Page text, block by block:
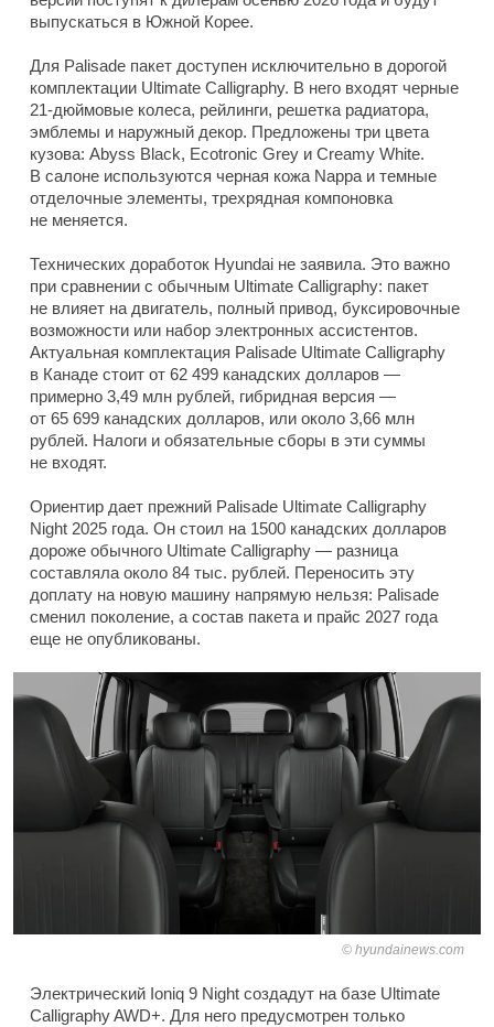
выпускаться в Южной Корее.
Для Palisade пакет доступен исключительно в дорогой
комплектации Ultimate Calligraphy. В него входят черные
21-дюймовые колеса, рейлинги, решетка радиатора,
эмблемы и наружный декор. Предложены три цвета
кузова: Abyss Black, Ecotronic Grey и Creamy White.
В салоне используются черная кожа Nappa и темные
отделочные элементы, трехрядная компоновка
не меняется.
Технических доработок Hyundai не заявила. Это важно
при сравнении с обычным Ultimate Calligraphy: пакет
не влияет на двигатель, полный привод, буксировочные
возможности или набор электронных ассистентов.
Актуальная комплектация Palisade Ultimate Calligraphy
в Канаде стоит от 62 499 канадских долларов —
примерно 3,49 млн рублей, гибридная версия —
от 65 699 канадских долларов, или около 3,66 млн
рублей. Налоги и обязательные сборы в эти суммы
не входят.
Ориентир дает прежний Palisade Ultimate Calligraphy
Night 2025 года. Он стоил на 1500 канадских долларов
дороже обычного Ultimate Calligraphy — разница
составляла около 84 тыс. рублей. Переносить эту
доплату на новую машину напрямую нельзя: Palisade
сменил поколение, а состав пакета и прайс 2027 года
еще не опубликованы.
hyundainews.com
Электрический Ioniq 9 Night создадут на базе Ultimate
Calligraphy AWD+. Для него предусмотрен только